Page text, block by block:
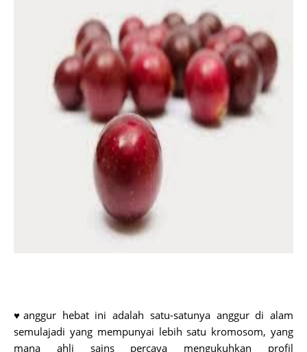
♥anggur hebat ini adalah satu-satunya anggur di alam
semulajadi yang mempunyai lebih satu kromosom, yang
mana ahli sains percaya mengukuhkan profil